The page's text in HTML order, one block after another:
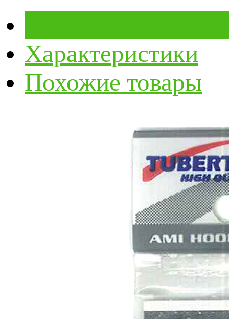
Характеристики
Похожие товары